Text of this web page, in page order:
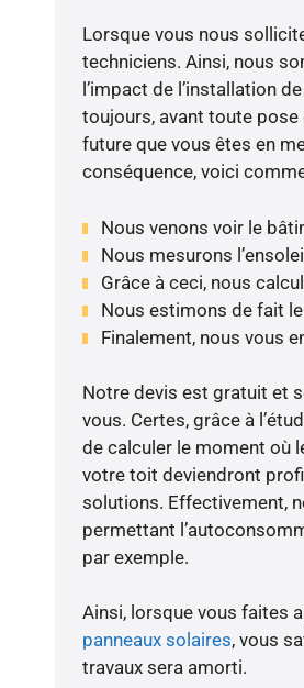
Lorsque vous nous
techniciens. Ainsi, nous
l’impact de l’installation
toujours, avant toute pose
future que vous êtes en
conséquence, voici
Nous venons voir le
Nous mesurons
Grâce à ceci, nous
Nous estimons de fait
Finalement, nous vous
Notre devis est gratuit et
vous. Certes, grâce à
de calculer le moment où
votre toit deviendront
solutions. Effectivement,
permettant
par exemple.
Ainsi, lorsque vous faites
panneaux solaires, vous
travaux sera amorti.